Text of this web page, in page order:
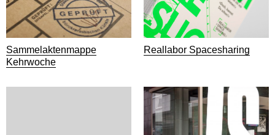
Sammelaktenmappe
Kehrwoche
Reallabor Spacesharing